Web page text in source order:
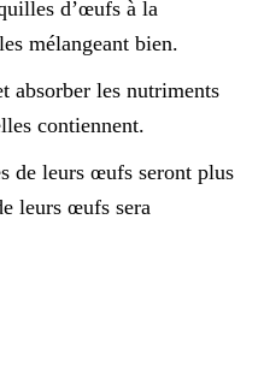
d’œufs à la
mélangeant bien.
absorber les nutriments
contiennent.
de leurs œufs seront plus
leurs œufs sera